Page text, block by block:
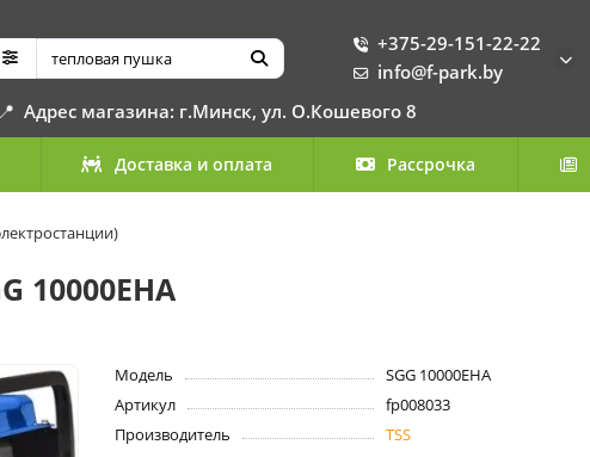
+375-29-151-22-22
info@f-park.by
📍 Адрес магазина: г.Минск, ул. О.Кошевого 8
Доставка и оплата Рассрочка
10000EHA
Модель
SGG 10000EHA
Артикул
fp008033
Производитель
TSS